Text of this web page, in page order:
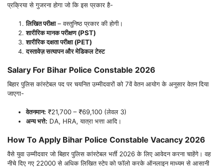
प्रक्रिया से गुजरना होगा जो कि इस प्रकार है-
लिखित परीक्षा– वस्तुनिष्ठ प्रकार की होगी।
शारीरिक मानक परीक्षण (PST)
शारीरिक दक्षता परीक्षा (PET)
दस्तावेज़ सत्यापन और मेडिकल टेस्ट
Salary For Bihar Police Constable 2026
बिहार पुलिस कांस्टेबल पद पर चयनित उम्मीदवारों को 7वें वेतन आयोग के अनुसार वेतन दिया
जाएगा-
वेतनमान: ₹21,700 – ₹69,100 (लेवल 3)
अन्य भत्ते: DA, HRA, यात्रा भत्ता आदि।
How To Apply Bihar Police Constable Vacancy 2026
वैसे युवा उम्मीदवार जो बिहार पुलिस कांस्टेबल भर्ती 2026 के लिए आवेदन करना चाहेंगे। वह
नीचे दिए गए 22000 से अधिक लिखित स्टेप को फॉलो करके ऑनलाइन माध्यम से आसानी